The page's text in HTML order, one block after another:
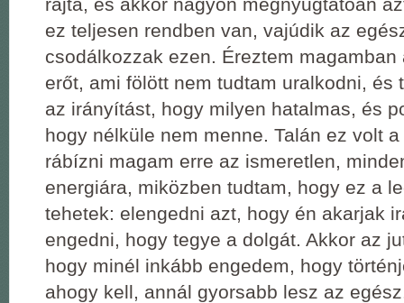
ez teljesen rendben van, vajúdik az
csodálkozzak ezen. Éreztem magamban
erőt, ami fölött nem tudtam uralkodni, és
az irányítást, hogy milyen hatalmas, és
hogy nélküle nem menne. Talán ez volt
rábízni magam erre az ismeretlen,
energiára, miközben tudtam, hogy ez a
tehetek: elengedni azt, hogy én akarjak
engedni, hogy tegye a dolgát. Akkor az
hogy minél inkább engedem, hogy
ahogy kell, annál gyorsabb lesz az